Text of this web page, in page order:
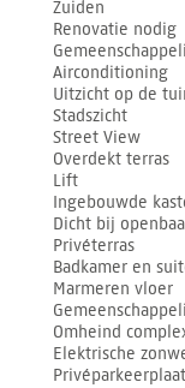
Zuiden
Renovatie nodig
Airconditioning
Uitzicht op de
Stadszicht
Street View
Overdekt terras
Lift
Ingebouwde
Dicht bij
Privéterras
Badkamer en
Marmeren vloer
Omheind
Elektrische